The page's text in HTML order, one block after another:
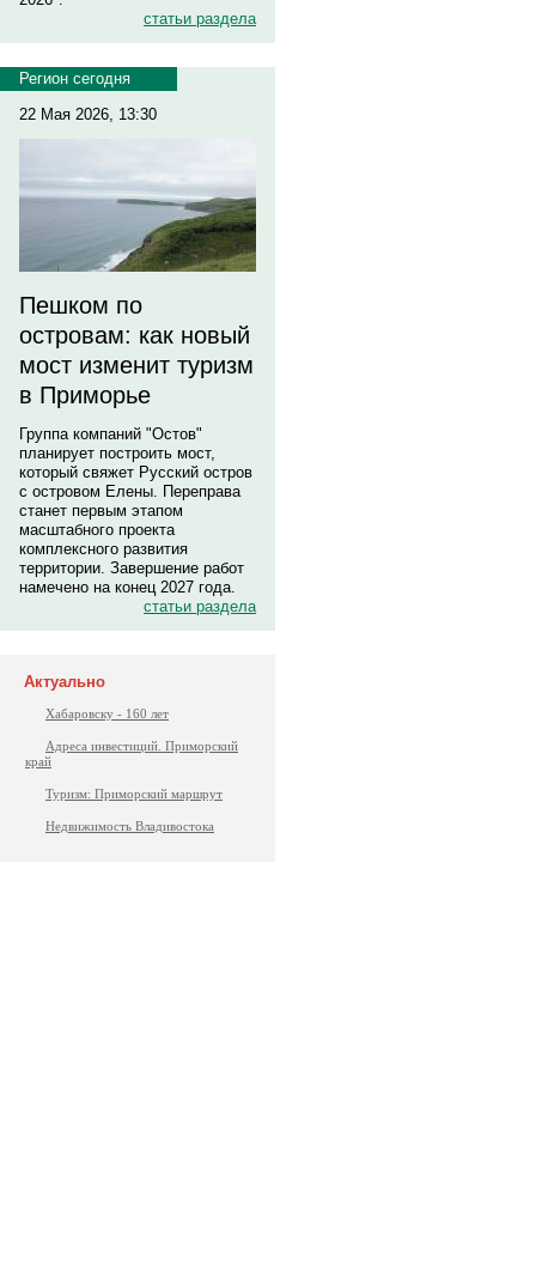
статьи раздела
Регион сегодня
22 Мая 2026, 13:30
Пешком по
островам: как новый
мост изменит туризм
в Приморье
Группа компаний "Остов"
планирует построить мост,
который свяжет Русский остров
с островом Елены. Переправа
станет первым этапом
масштабного проекта
комплексного развития
территории. Завершение работ
намечено на конец 2027 года.
статьи раздела
Актуально
Хабаровску - 160 лет
Адреса инвестиций. Приморский
край
Туризм: Приморский маршрут
Недвижимость Владивостока